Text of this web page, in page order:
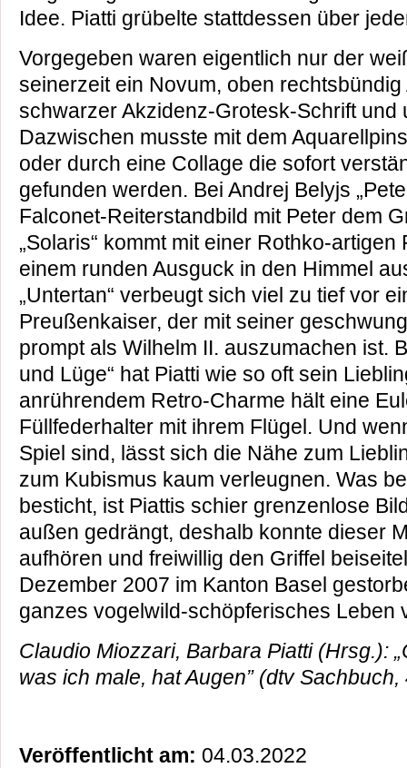
Idee. Piatti grübelte stattdessen über
Vorgegeben waren eigentlich nur der
seinerzeit ein Novum, oben rechtsbündig
schwarzer Akzidenz-Grotesk-Schrift und
Dazwischen musste mit dem
oder durch eine Collage die sofort
gefunden werden. Bei Andrej Belyjs
Falconet-Reiterstandbild mit Peter dem
„Solaris“ kommt mit einer Rothko-
einem runden Ausguck in den Himmel
„Untertan“ verbeugt sich viel zu tief vor
Preußenkaiser, der mit seiner
prompt als Wilhelm II. auszumachen ist.
und Lüge“ hat Piatti wie so oft sein
anrührendem Retro-Charme hält eine
Füllfederhalter mit ihrem Flügel. Und
Spiel sind, lässt sich die Nähe zum
zum Kubismus kaum verleugnen. Was
besticht, ist Piattis schier grenzenlose
außen gedrängt, deshalb konnte dieser
aufhören und freiwillig den Griffel
Dezember 2007 im Kanton Basel
ganzes vogelwild-schöpferisches Leben
Claudio Miozzari, Barbara Piatti (Hrsg.):
was ich male, hat Augen” (dtv
Veröffentlicht am: 04.03.2022